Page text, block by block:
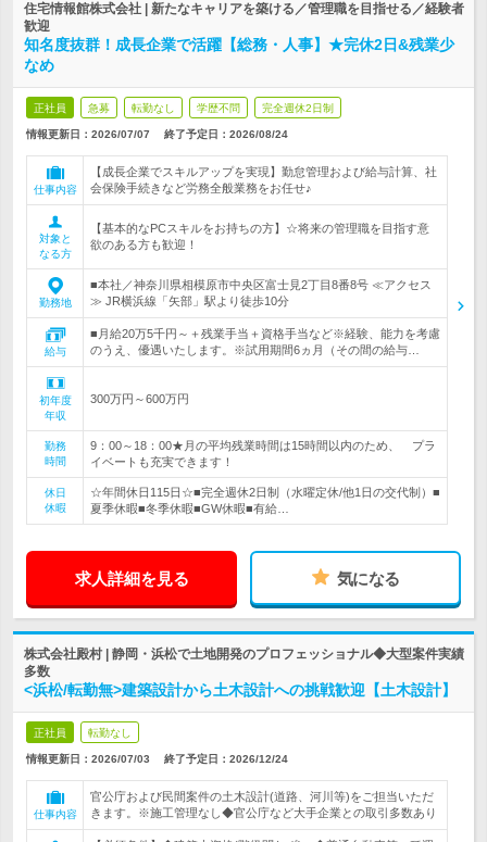
住宅情報館株式会社 | 新たなキャリアを築ける／管理職を目指せる／経験者
歓迎
知名度抜群！成長企業で活躍【総務・人事】★完休2日&残業少
なめ
正社員 急募 転勤なし 学歴不問 完全週休2日制
情報更新日：2026/07/07 終了予定日： 2026/08/24
仕事内容
【成長企業でスキルアップを実現】勤怠管理および給与計算、社
会保険手続きなど労務全般業務をお任せ♪
対象と
なる方
【基本的なPCスキルをお持ちの方】☆将来の管理職を目指す意
欲のある方も歓迎！
勤務地
■本社／神奈川県相模原市中央区富士見2丁目8番8号 ≪アクセス
≫ JR横浜線「矢部」駅より徒歩10分
給与
■月給20万5千円～＋残業手当＋資格手当など※経験、能力を考慮
のうえ、優遇いたします。※試用期間6ヵ月（その間の給与…
初年度
年収
300万円～600万円
勤務
時間
9：00～18：00★月の平均残業時間は15時間以内のため、 プラ
イベートも充実できます！
休日
休暇
☆年間休日115日☆■完全週休2日制（水曜定休/他1日の交代制）■
夏季休暇■冬季休暇■GW休暇■有給…
求人詳細を見る 気になる
株式会社殿村 | 静岡・浜松で土地開発のプロフェッショナル◆大型案件実績
多数
<浜松/転勤無>建築設計から土木設計への挑戦歓迎【土木設計】
正社員 転勤なし
情報更新日：2026/07/03 終了予定日： 2026/12/24
仕事内容
官公庁および民間案件の土木設計(道路、河川等)をご担当いただ
きます。※施工管理なし◆官公庁など大手企業との取引多数あり